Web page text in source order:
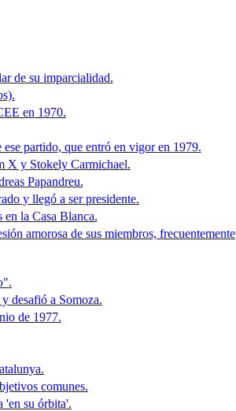
de su imparcialidad.
en 1970.
partido, que entró en vigor en 1979.
X y Stokely Carmichael.
Papandreu.
y llegó a ser presidente.
la Casa Blanca.
amorosa de sus miembros, frecuentemente
desafió a Somoza.
de 1977.
comunes.
'en su órbita'.